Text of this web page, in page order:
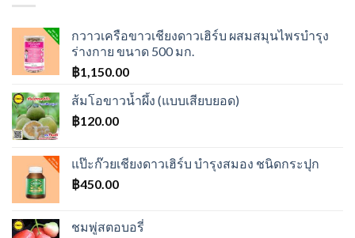
กวาวเครือขาวเชียงดาวเฮิร์บ ผสมสมุนไพรบำรุง
ร่างกาย ขนาด 500 มก.
฿1,150.00
ส้มโอขาวน้ำผึ้ง (แบบเสียบยอด)
฿120.00
แป๊ะก๊วยเชียงดาวเฮิร์บ บำรุงสมอง ชนิดกระปุก
฿450.00
ชมพู่สตอบอรี่